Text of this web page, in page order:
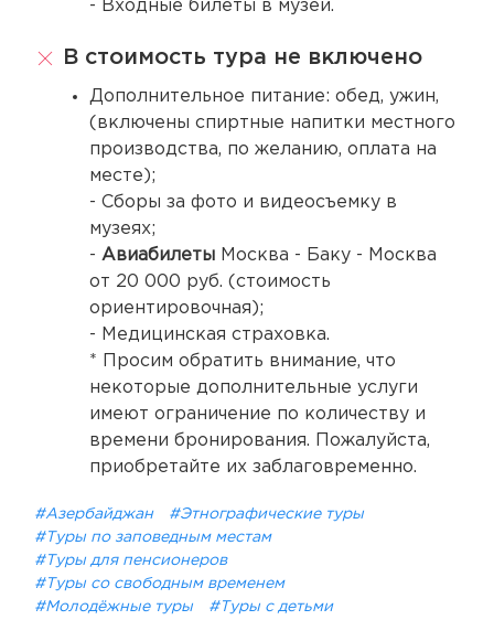
- Входные билеты в музеи.
В стоимость тура не включено
Дополнительное питание: обед, ужин,
(включены спиртные напитки местного
производства, по желанию, оплата на
месте);
- Сборы за фото и видеосъемку в
музеях;
- Авиабилеты Москва - Баку - Москва
от 20 000 руб. (стоимость
ориентировочная);
- Медицинская страховка.
* Просим обратить внимание, что
некоторые дополнительные услуги
имеют ограничение по количеству и
времени бронирования. Пожалуйста,
приобретайте их заблаговременно.
#Азербайджан
#Этнографические туры
#Туры по заповедным местам
#Туры для пенсионеров
#Туры со свободным временем
#Молодёжные туры
#Туры с детьми